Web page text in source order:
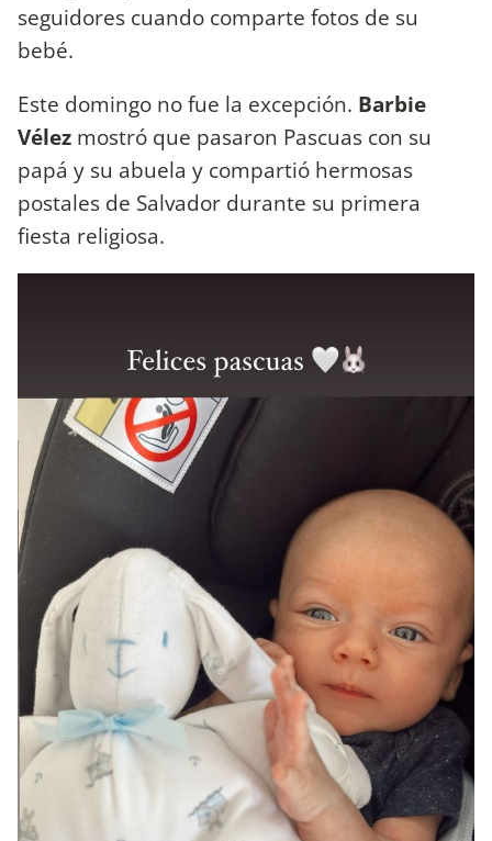
seguidores cuando comparte fotos de su
bebé.
Este domingo no fue la excepción. Barbie
Vélez mostró que pasaron Pascuas con su
papá y su abuela y compartió hermosas
postales de Salvador durante su primera
fiesta religiosa.